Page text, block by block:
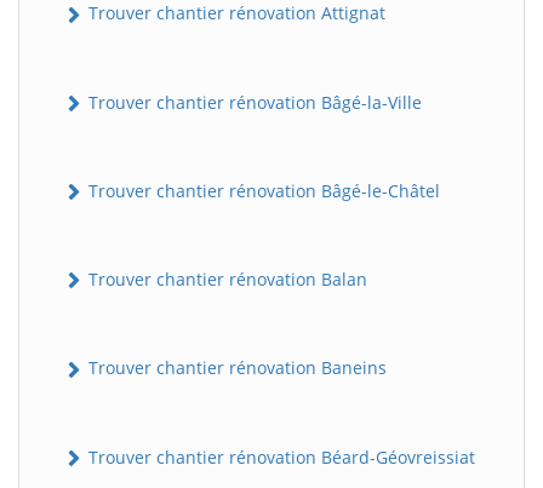
Trouver chantier rénovation Attignat
Trouver chantier rénovation Bâgé-la-Ville
Trouver chantier rénovation Bâgé-le-Châtel
Trouver chantier rénovation Balan
Trouver chantier rénovation Baneins
Trouver chantier rénovation Béard-Géovreissiat